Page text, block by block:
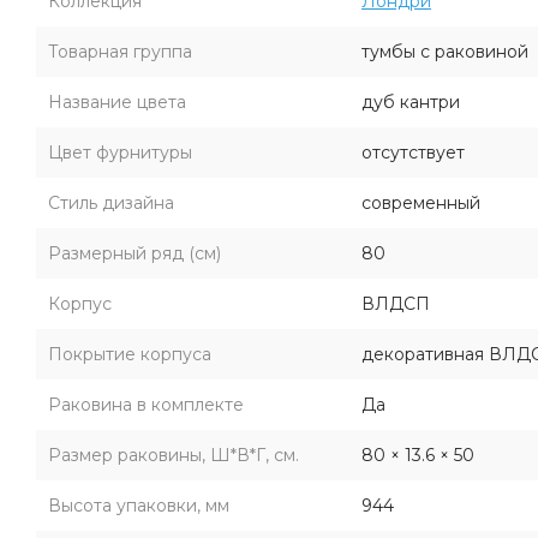
Товарная группа тумбы с раковиной
Название цвета дуб кантри
Цвет фурнитуры отсутствует
Стиль дизайна современный
Размерный ряд (см) 80
Корпус ВЛДСП
Покрытие корпуса декоративная
Раковина в комплекте Да
Размер раковины, Ш*В*Г, см. 80 × 13.6 × 50
Высота упаковки, мм 944